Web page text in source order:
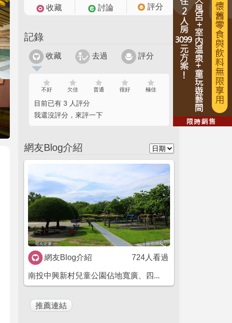
收藏 討論 評分
記錄
收藏 去過 評分
不好 欠佳 普通 很好 極佳
目前已有 3 人評分
我還沒評分，來評一下
網友Blog介紹
網友Blog介紹 724人看過
南投中興新村兒童公園佔地寬廣、四...